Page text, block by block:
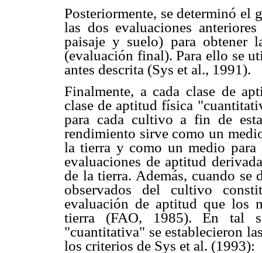
Posteriormente, se determinó el
las dos evaluaciones
paisaje y suelo) para obtener
(evaluación final). Para ello se
antes descrita (Sys et al., 1991).
Finalmente, a cada clase de
clase de aptitud física
para cada cultivo a fin de
rendimiento sirve como un
la tierra y como un medio para
evaluaciones de aptitud
de la tierra. Además, cuando
observados del cultivo
evaluación de aptitud que los
tierra (FAO, 1985). En tal
"cuantitativa" se establecieron
los criterios de Sys et al. (1993):